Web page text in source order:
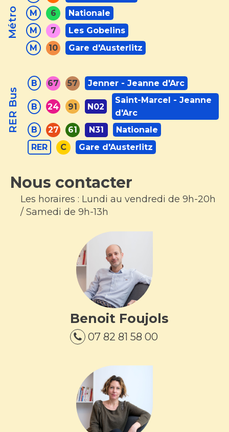
Métro
M
6
Nationale
M
7
Les Gobelins
M
10 Gare d'Austerlitz
RER Bus
B 67 57 Jenner - Jeanne d'Arc
B 24 91 N02
Saint-Marcel - Jeanne
d'Arc
B
27 61 N31
Nationale
RER
C Gare d'Austerlitz
Nous contacter
Les horaires : Lundi au vendredi de 9h-20h
/ Samedi de 9h-13h
Benoit Foujols
07 82 81 58 00